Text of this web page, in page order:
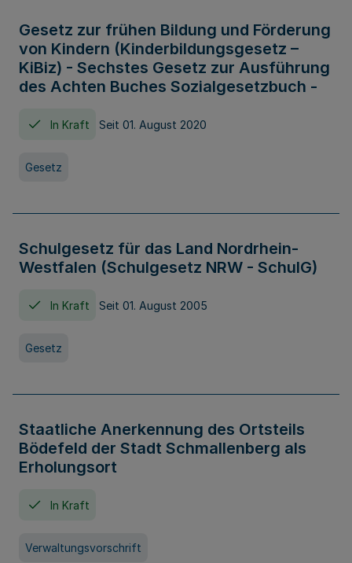
Gesetz zur frühen Bildung und Förderung
von Kindern (Kinderbildungsgesetz –
KiBiz) - Sechstes Gesetz zur Ausführung
des Achten Buches Sozialgesetzbuch -
In Kraft Seit 01. August 2020
Gesetz
Schulgesetz für das Land Nordrhein-
Westfalen (Schulgesetz NRW - SchulG)
In Kraft Seit 01. August 2005
Gesetz
Staatliche Anerkennung des Ortsteils
Bödefeld der Stadt Schmallenberg als
Erholungsort
In Kraft
Verwaltungsvorschrift